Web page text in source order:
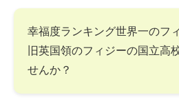
幸福度ランキング世界一のフ
旧英国領のフィジーの国立高
せんか？